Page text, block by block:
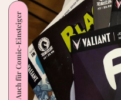
2
Auch für Comic-Einsteiger